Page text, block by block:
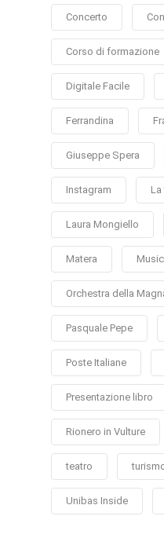
Concerto
Corso di formazione
Digitale Facile
Ferrandina
Giuseppe Spera
Instagram
Laura Mongiello
Matera
Orchestra della
Pasquale Pepe
Poste Italiane
Presentazione libro
Rionero in Vulture
teatro
Unibas Inside